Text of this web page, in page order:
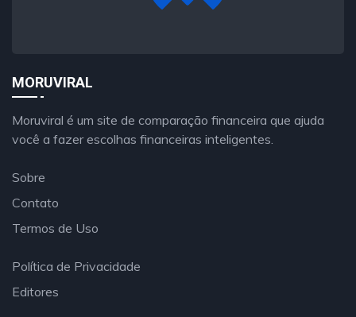
MORUVIRAL
Moruviral é um site de comparação financeira que ajuda
você a fazer escolhas financeiras inteligentes.
Sobre
Contato
Termos de Uso
Política de Privacidade
Editores